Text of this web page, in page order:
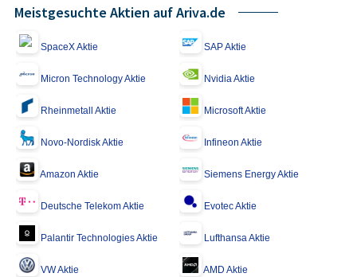
Meistgesuchte Aktien auf Ariva.de
SpaceX Aktie SAP Aktie
Micron Technology Aktie Nvidia Aktie
Rheinmetall Aktie Microsoft Aktie
Novo-Nordisk Aktie Infineon Aktie
Amazon Aktie Siemens Energy Aktie
Deutsche Telekom Aktie Evotec Aktie
Palantir Technologies Aktie Lufthansa Aktie
VW Aktie AMD Aktie